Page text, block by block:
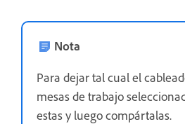
Nota
Para dejar tal cual el
mesas de trabajo
estas y luego compártalas.